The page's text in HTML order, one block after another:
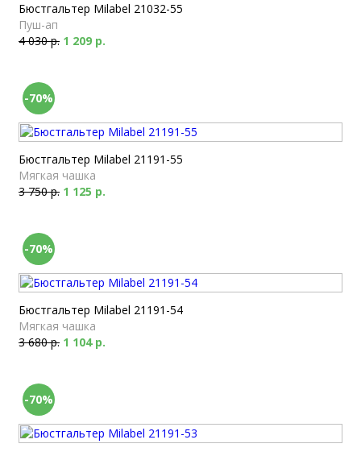
Бюстгальтер Milabel 21032-55
Пуш-ап
4 030 р. 1 209 р.
-70%
Бюстгальтер Milabel 21191-55
Мягкая чашка
3 750 р. 1 125 р.
-70%
Бюстгальтер Milabel 21191-54
Мягкая чашка
3 680 р. 1 104 р.
-70%